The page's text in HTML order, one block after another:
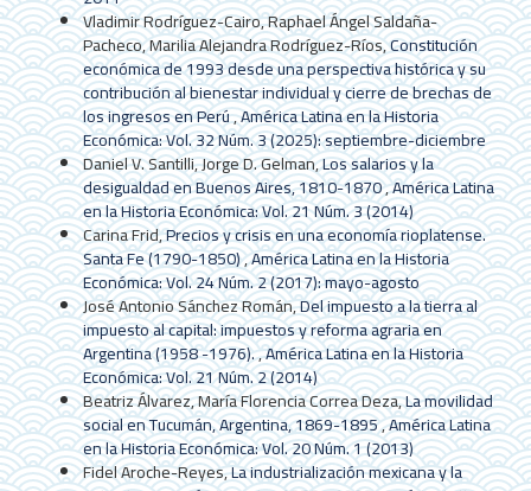
Vladimir Rodríguez-Cairo, Raphael Ángel Saldaña-
Pacheco, Marilia Alejandra Rodríguez-Ríos,Constitución
económica de 1993 desde una perspectiva histórica y su
contribución al bienestar individual y cierre de brechas de
los ingresos en Perú,América Latina en la Historia
Económica: Vol. 32 Núm. 3 (2025): septiembre-diciembre
Daniel V. Santilli, Jorge D. Gelman,Los salarios y la
desigualdad en Buenos Aires, 1810-1870,América Latina
en la Historia Económica: Vol. 21 Núm. 3 (2014)
Carina Frid,Precios y crisis en una economía rioplatense.
Santa Fe (1790-1850),América Latina en la Historia
Económica: Vol. 24 Núm. 2 (2017): mayo-agosto
José Antonio Sánchez Román,Del impuesto a la tierra al
impuesto al capital: impuestos y reforma agraria en
Argentina (1958 -1976).,América Latina en la Historia
Económica: Vol. 21 Núm. 2 (2014)
Beatriz Álvarez, María Florencia Correa Deza,La movilidad
social en Tucumán, Argentina, 1869-1895,América Latina
en la Historia Económica: Vol. 20 Núm. 1 (2013)
Fidel Aroche-Reyes,La industrialización mexicana y la